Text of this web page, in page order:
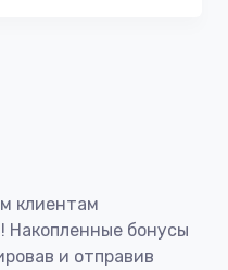
клиентам
Накопленные бонусы
и отправив